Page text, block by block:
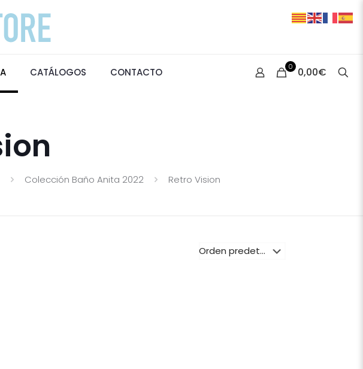
CATÁLOGOS CONTACTO 0 0,00€
Colección Baño Anita 2022 Retro Vision